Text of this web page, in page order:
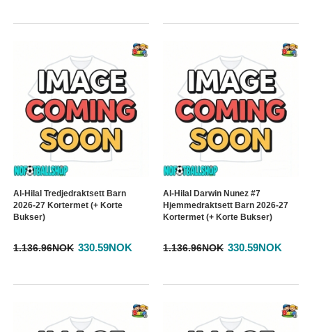
Al-Hilal Tredjedraktsett Barn
2026-27 Kortermet (+ Korte
Bukser)
1.136.96NOK 330.59NOK
Al-Hilal Darwin Nunez #7
Hjemmedraktsett Barn 2026-27
Kortermet (+ Korte Bukser)
1.136.96NOK 330.59NOK